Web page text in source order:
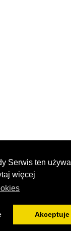
Serwis ten używa
więcej
Akceptuje